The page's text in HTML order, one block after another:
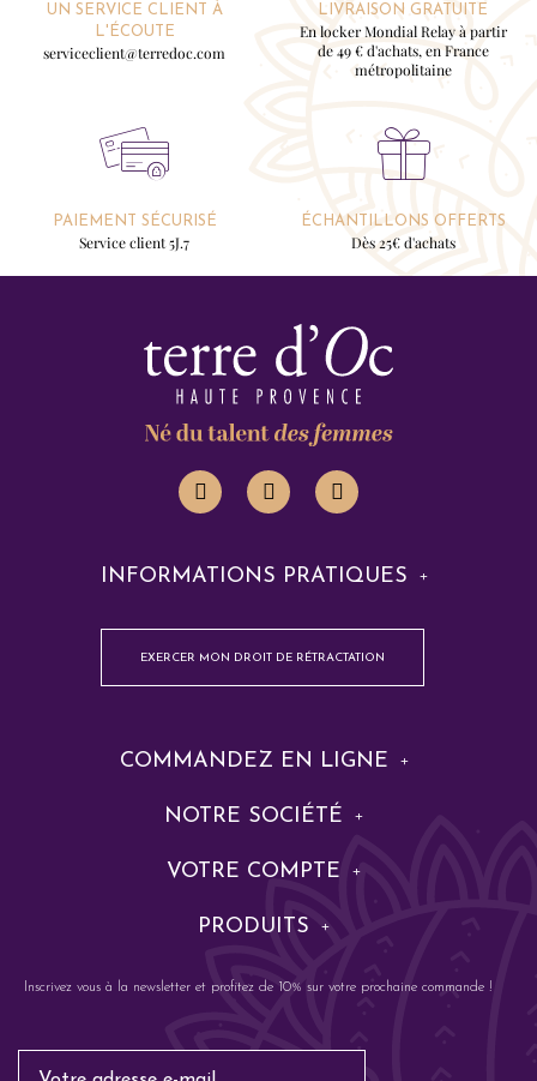
UN SERVICE CLIENT À
L'ÉCOUTE
serviceclient@terredoc.com
LIVRAISON GRATUITE
En locker Mondial Relay à partir
de 49 € d'achats, en France
métropolitaine
PAIEMENT SÉCURISÉ
Service client 5J.7
ÉCHANTILLONS OFFERTS
Dès 25€ d'achats
INFORMATIONS PRATIQUES
EXERCER MON DROIT DE RÉTRACTATION
COMMANDEZ EN LIGNE
NOTRE SOCIÉTÉ
VOTRE COMPTE
PRODUITS
Inscrivez vous à la newsletter et profitez de 10% sur votre prochaine commande !